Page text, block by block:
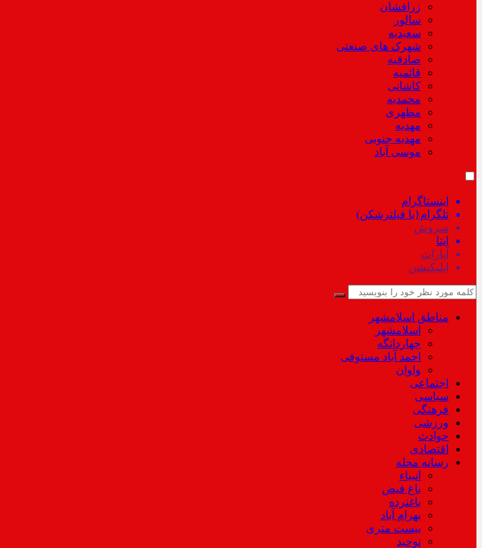
زرافشان
سالور
سعیدیه
شهرک های صنعتی
صادقیه
قائمیه
کاشانی
محمدیه
مطهری
مهدیه
مهدیه جنوبی
موسی آباد
اینستاگرام
تلگرام{با فیلترشکن)
سروش
ایتا
آپارات
اپلیکیشن
مناطق اسلامشهر
اسلامشهر
چهاردانگه
احمد آباد مستوفی
واوان
اجتماعی
سیاسی
فرهنگی
ورزشی
حوادث
اقتصادی
رسانه محله
انبیاء
باغ فیض
باغنرده
بهرام آباد
بیست متری
توحید